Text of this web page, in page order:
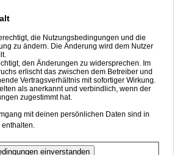
die Nutzungsbedingungen und die
zu ändern. Die Änderung wird dem Nutzer
den Änderungen zu widersprechen. Im
erlischt das zwischen dem Betreiber und
Vertragsverhältnis mit sofortiger Wirkung.
als anerkannt und verbindlich, wenn der
zugestimmt hat.
mit deinen persönlichen Daten sind in